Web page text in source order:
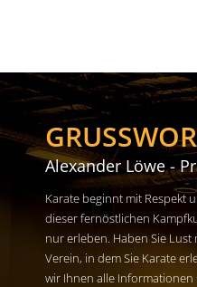
Alexander Löwe -
Karate beginnt mit Respekt
dieser fernöstlichen
nur erleben. Haben Sie
Verein, in dem Sie Karate
wir Ihnen alle